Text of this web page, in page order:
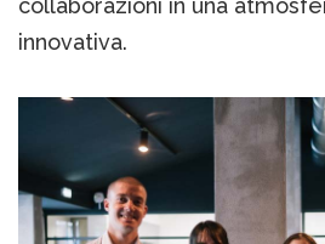
collaborazioni in una
innovativa.